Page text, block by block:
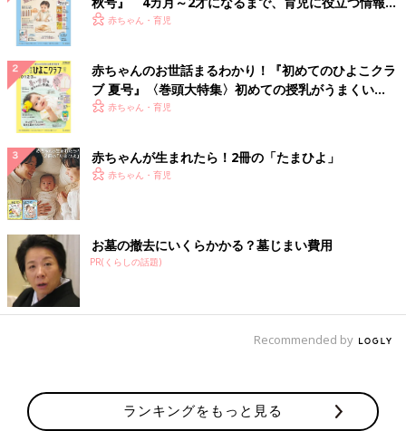
いっぱい！
赤ちゃん・育児
赤ちゃんのお世話まるわかり！『初めてのひよこクラ
ブ 夏号』〈巻頭大特集〉初めての授乳がうまくい
く！ おっぱい・ミルクの基本と夏のトラブル 解決テ
赤ちゃん・育児
赤ちゃんが生まれたら！2冊の「たまひよ」
赤ちゃん・育児
お墓の撤去にいくらかかる？墓じまい費用
PR(くらしの話題)
Recommended by
ランキングをもっと見る